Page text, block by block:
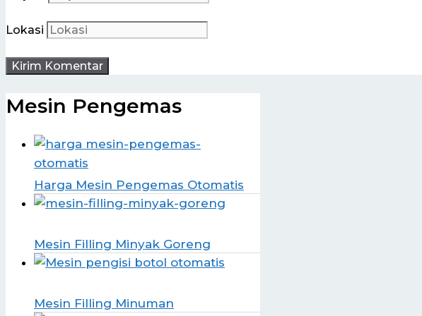
Lokasi
Mesin Pengemas
Harga Mesin Pengemas Otomatis
Mesin Filling Minyak Goreng
Mesin Filling Minuman